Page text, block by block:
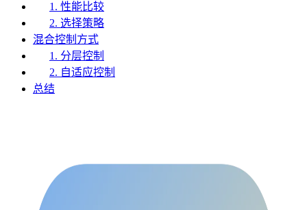
1. 性能比较
2. 选择策略
混合控制方式
1. 分层控制
2. 自适应控制
总结